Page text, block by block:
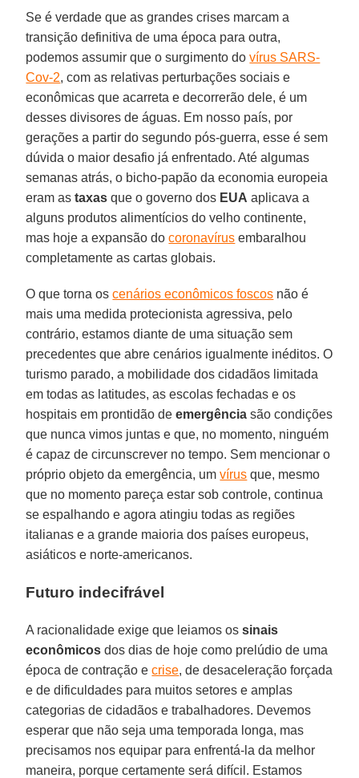
Se é verdade que as grandes crises marcam a
transição definitiva de uma época para outra,
podemos assumir que o surgimento dovírus SARS-
Cov-2, com as relativas perturbações sociais e
econômicas que acarreta e decorrerão dele, é um
desses divisores de águas. Em nosso país, por
gerações a partir do segundo pós-guerra, esse é sem
dúvida o maior desafio já enfrentado. Até algumas
semanas atrás, o bicho-papão da economia europeia
eram astaxas que o governo dos EUA aplicava a
alguns produtos alimentícios do velho continente,
mas hoje a expansão docoronavírus embaralhou
completamente as cartas globais.
O que torna oscenários econômicos foscos não é
mais uma medida protecionista agressiva, pelo
contrário, estamos diante de uma situação sem
precedentes que abre cenários igualmente inéditos. O
turismo parado, a mobilidade dos cidadãos limitada
em todas as latitudes, as escolas fechadas e os
hospitais em prontidão deemergência são condições
que nunca vimos juntas e que, no momento, ninguém
é capaz de circunscrever no tempo. Sem mencionar o
próprio objeto da emergência, umvírus que, mesmo
que no momento pareça estar sob controle, continua
se espalhando e agora atingiu todas as regiões
italianas e a grande maioria dos países europeus,
asiáticos e norte-americanos.
Futuro indecifrável
A racionalidade exige que leiamos ossinais
econômicos dos dias de hoje como prelúdio de uma
época de contração ecrise, de desaceleração forçada
e de dificuldades para muitos setores e amplas
categorias de cidadãos e trabalhadores. Devemos
esperar que não seja uma temporada longa, mas
precisamos nos equipar para enfrentá-la da melhor
maneira, porque certamente será difícil. Estamos